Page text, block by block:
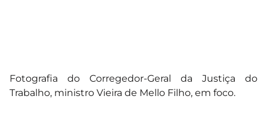
Fotografia do Corregedor-Geral da Justiça do
Trabalho, ministro Vieira de Mello Filho, em foco.